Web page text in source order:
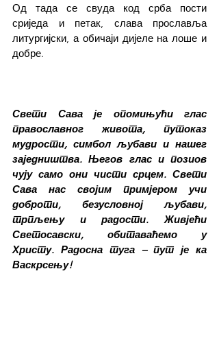
Од тада се свуда код срба пости
сриједа и петак, слава прославља
литургијски, а обичаји дијеле на лоше и
добре.
Свети Сава је опомињући глас
православног живота, путоказ
мудрости, симбол љубави и нашег
заједништва. Његов глас и позиов
чују само они чисти срцем. Свети
Сава нас својим примјером учи
доброти, безусловној љубави,
трпљењу и радости. Живјећи
Светосавски, обитаваћемо у
Христу. Радосна туга – пут је ка
Васкрсењу!